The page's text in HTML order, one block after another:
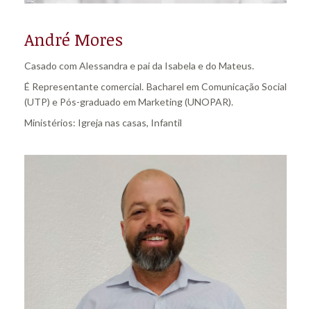
André Mores
Casado com Alessandra e pai da Isabela e do Mateus.
É Representante comercial. Bacharel em Comunicação Social
(UTP) e Pós-graduado em Marketing (UNOPAR).
Ministérios: Igreja nas casas, Infantil